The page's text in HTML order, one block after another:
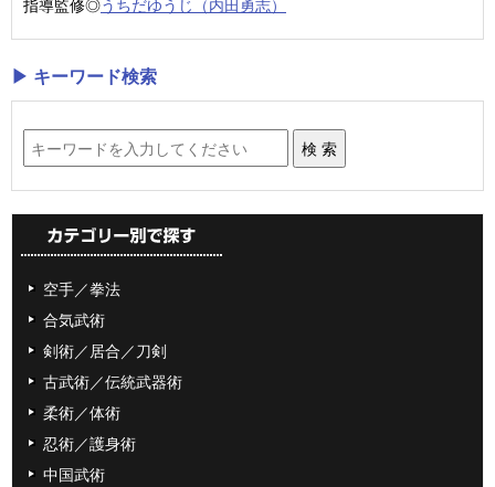
指導監修◎うちだゆうじ（内田勇志）
▶ キーワード検索
空手／拳法
合気武術
剣術／居合／刀剣
古武術／伝統武器術
柔術／体術
忍術／護身術
中国武術